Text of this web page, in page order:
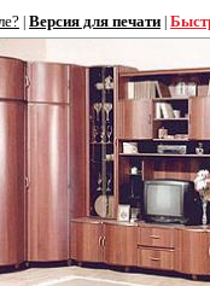
Версия для печати